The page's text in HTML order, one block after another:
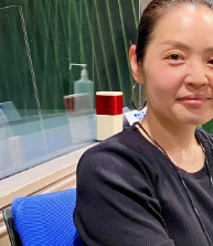
イベント・グッズ
YouTube
会社情報